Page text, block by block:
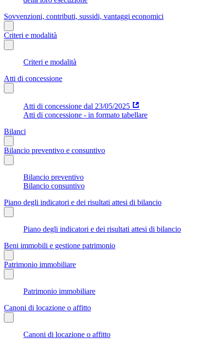
Sovvenzioni, contributi, sussidi, vantaggi economici
Criteri e modalità
Criteri e modalità
Atti di concessione
Atti di concessione dal 23/05/2025
Atti di concessione - in formato tabellare
Bilanci
Bilancio preventivo e consuntivo
Bilancio preventivo
Bilancio consuntivo
Piano degli indicatori e dei risultati attesi di bilancio
Piano degli indicatori e dei risultati attesi di bilancio
Beni immobili e gestione patrimonio
Patrimonio immobiliare
Patrimonio immobiliare
Canoni di locazione o affitto
Canoni di locazione o affitto